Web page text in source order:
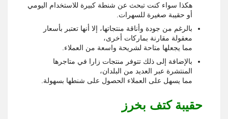
هكذا سواء كنت تبحث عن شنطة كبيرة للاستخدام اليومي
أو حقيبة صغيرة للسهرات.
بالرغم من جودة وأناقة منتجاتها، إلا أنها تعتبر بأسعار
معقولة مقارنة بماركات أخرى،
مما يجعلها متاحة لشريحة واسعة من العملاء.
بالإضافة إلى ذلك تتوفر منتجات زارا في متاجرها
المنتشرة عبر العديد من البلدان،
مما يسهل على العملاء الحصول على شنطها بسهولة.
حقيبة كتف بخرز